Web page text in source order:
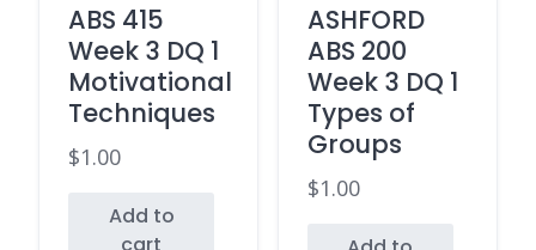
ABS 415
Week 3 DQ 1
Motivational
Techniques
$1.00
Add to
ASHFORD
ABS 200
Week 3 DQ 1
Types of
Groups
$1.00